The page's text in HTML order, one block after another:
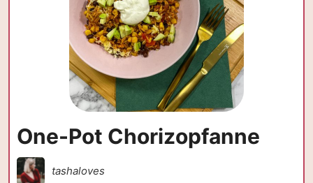
One-Pot Chorizopfanne
tashaloves